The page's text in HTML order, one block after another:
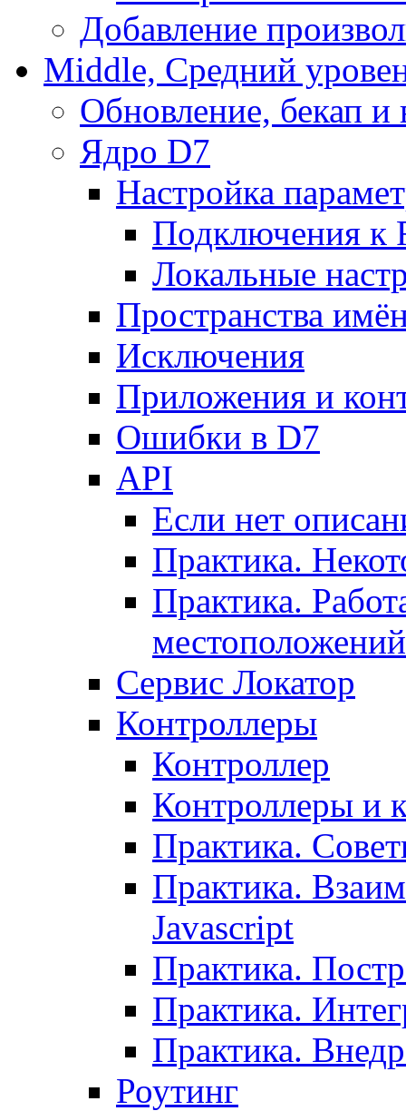
Добавление
Middle, Средний
Обновление, бекап и
Ядро D7
Настройка
Подключения к
Локальные
Пространства
Исключения
Приложения и
Ошибки в D7
API
Если нет
Практика.
Практика.
местоположений
Сервис Локатор
Контроллеры
Контроллер
Контроллеры и
Практика.
Практика.
Javascript
Практика.
Практика.
Практика.
Роутинг